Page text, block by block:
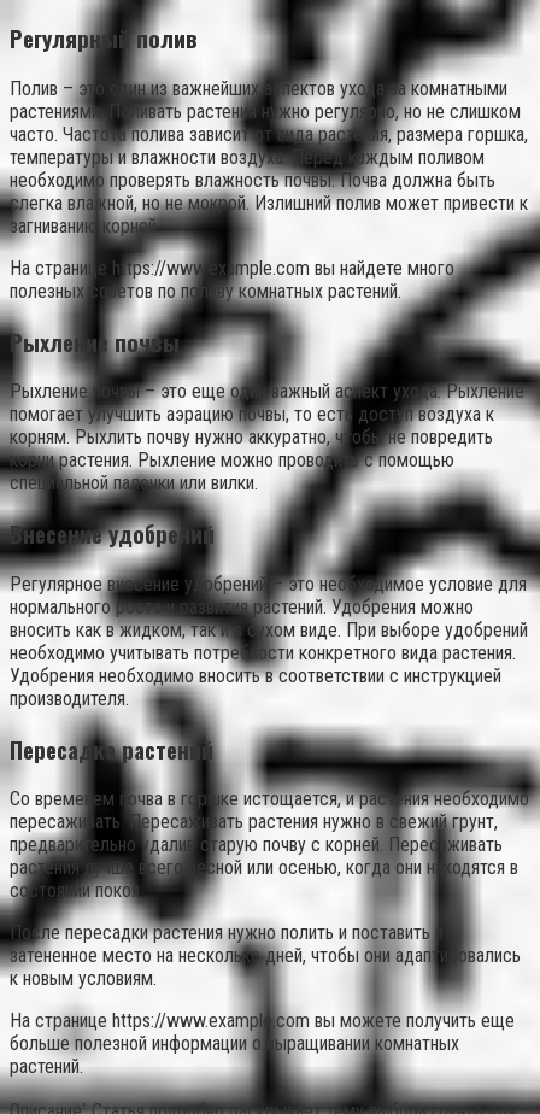
Регулярный полив
Полив – это один из важнейших аспектов ухода за комнатными
растениями. Поливать растения нужно регулярно, но не слишком
часто. Частота полива зависит от вида растения, размера горшка,
температуры и влажности воздуха. Перед каждым поливом
необходимо проверять влажность почвы. Почва должна быть
слегка влажной, но не мокрой. Излишний полив может привести к
загниванию корней.
На странице https://www.example.com вы найдете много
полезных советов по поливу комнатных растений.
Рыхление почвы
Рыхление почвы – это еще один важный аспект ухода. Рыхление
помогает улучшить аэрацию почвы, то есть доступ воздуха к
корням. Рыхлить почву нужно аккуратно, чтобы не повредить
корни растения. Рыхление можно проводить с помощью
специальной палочки или вилки.
Внесение удобрений
Регулярное внесение удобрений – это необходимое условие для
нормального роста и развития растений. Удобрения можно
вносить как в жидком, так и в сухом виде. При выборе удобрений
необходимо учитывать потребности конкретного вида растения.
Удобрения необходимо вносить в соответствии с инструкцией
производителя.
Пересадка растений
Со временем почва в горшке истощается, и растения необходимо
пересаживать. Пересаживать растения нужно в свежий грунт,
предварительно удалив старую почву с корней. Пересаживать
растения лучше всего весной или осенью, когда они находятся в
состоянии покоя.
После пересадки растения нужно полить и поставить в
затененное место на несколько дней, чтобы они адаптировались
к новым условиям.
На странице https://www.example.com вы можете получить еще
больше полезной информации о выращивании комнатных
растений.